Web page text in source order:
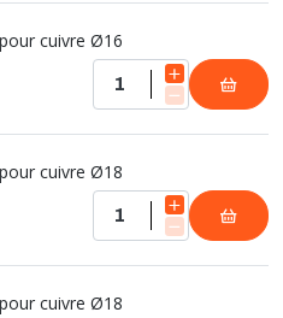
cuivre Ø16
cuivre Ø18
cuivre Ø18